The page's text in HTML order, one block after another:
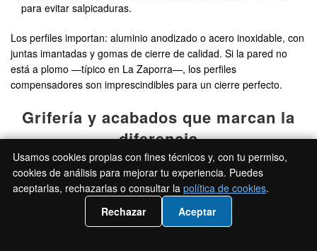
para evitar salpicaduras.
Los perfiles importan: aluminio anodizado o acero inoxidable, con
juntas imantadas y gomas de cierre de calidad. Si la pared no
está a plomo —típico en La Zaporra—, los perfiles
compensadores son imprescindibles para un cierre perfecto.
Grifería y acabados que marcan la
diferencia
La grifería correcta convierte una ducha en un ritual agradable.
Un termostático bien tarado evita sustos; un rociador equilibrado
ahorra agua sin perder confort. Los acabados, por su parte,
unifican el baño y simplifican la limpieza. Apostamos por
soluciones honestas, con repuestos disponibles y estética
📲 Llámanos 919 93 21 72
Usamos cookies propias con fines técnicos y, con tu permiso,
cookies de análisis para mejorar tu experiencia. Puedes
aceptarlas, rechazarlas o consultar la política de cookies.
Rechazar
Aceptar